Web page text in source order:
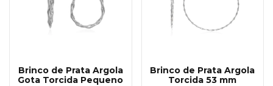
Brinco de Prata Argola
Gota Torcida Pequeno
Brinco de Prata Argola
Torcida 53 mm